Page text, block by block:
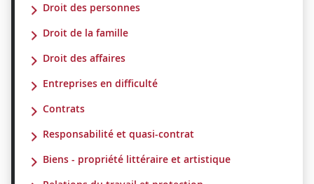
Droit des personnes
Droit de la famille
Droit des affaires
Entreprises en difficulté
Contrats
Responsabilité et quasi-contrat
Biens - propriété littéraire et artistique